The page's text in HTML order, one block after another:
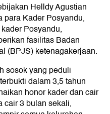
Helldy Agustian
Kader Posyandu,
Posyandu,
fasilitas Badan
(BPJS) ketenagakerjaan.
sosok yang peduli
dalam 3,5 tahun
honor kader dan cair
cair 3 bulan sekali,